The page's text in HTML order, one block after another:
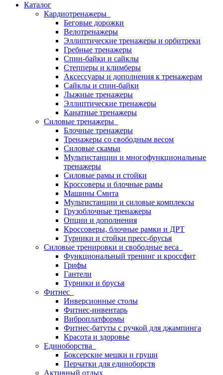
Каталог
Кардиотренажеры
Беговые дорожки
Велотренажеры
Эллиптические тренажеры и орбитреки
Гребные тренажеры
Спин-байки и сайклы
Степперы и климберы
Аксессуары и дополнения к тренажерам
Сайклы и спин-байки
Лыжные тренажеры
Эллиптические тренажеры
Канатные тренажеры
Силовые тренажеры
Блочные тренажеры
Тренажеры со свободным весом
Силовые скамьи
Мультистанции и многофункциональные
тренажеры
Силовые рамы и стойки
Кроссоверы и блочные рамы
Машины Смита
Мультистанции и силовые комплексы
Грузоблочные тренажеры
Опции и дополнения
Кроссоверы, блочные рамки и ДРТ
Турники и стойки пресс-брусья
Силовые тренировки и свободные веса
Функциональный тренинг и кроссфит
Грифы
Гантели
Турники и брусья
Фитнес
Инверсионные столы
Фитнес-инвентарь
Виброплатформы
Фитнес-батуты с ручкой для джампинга
Красота и здоровье
Единоборства
Боксерские мешки и груши
Перчатки для единоборств
Активный отдых